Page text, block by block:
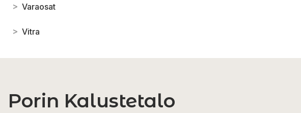
> Varaosat
> Vitra
Porin Kalustetalo